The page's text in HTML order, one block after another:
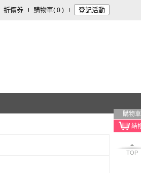
折價券 購物車( 0 ) 登記活動
購物車
TOP